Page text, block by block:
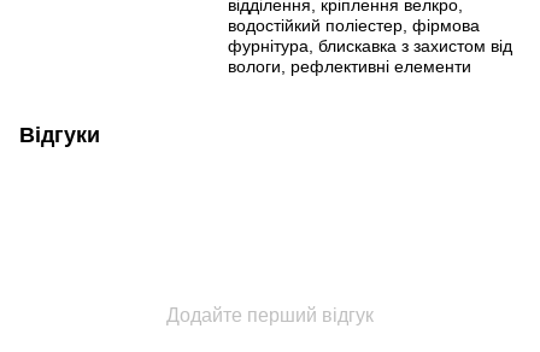
відділення, кріплення велкро,
водостійкий поліестер, фірмова
фурнітура, блискавка з захистом від
вологи, рефлективні елементи
Відгуки
Додайте перший відгук